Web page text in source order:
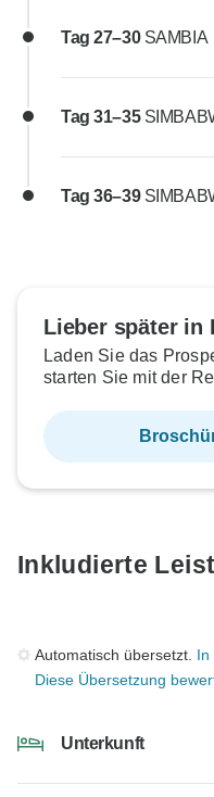
Tag 27–30 SAMBIA
Tag 31–35
Tag 36–39
Lieber später in
Laden Sie das
starten Sie mit der
Inkludierte
Automatisch übersetzt. In
Diese Übersetzung
Unterkunft